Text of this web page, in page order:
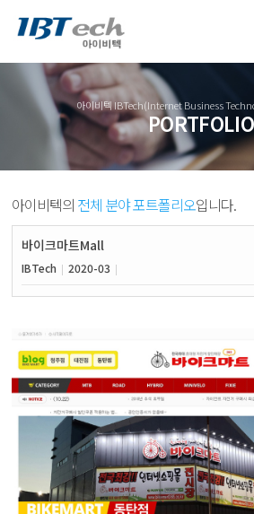
아이비텍 IBTech(Internet Business
PORTFOLIO
아이비텍의 전체 분야 포트폴리오입니다.
바이크마트Mall
IBTech | 2020-03 |